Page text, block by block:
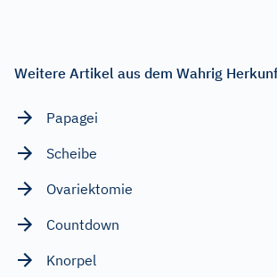
Weitere Artikel aus dem Wahrig
Papagei
Scheibe
Ovariektomie
Countdown
Knorpel